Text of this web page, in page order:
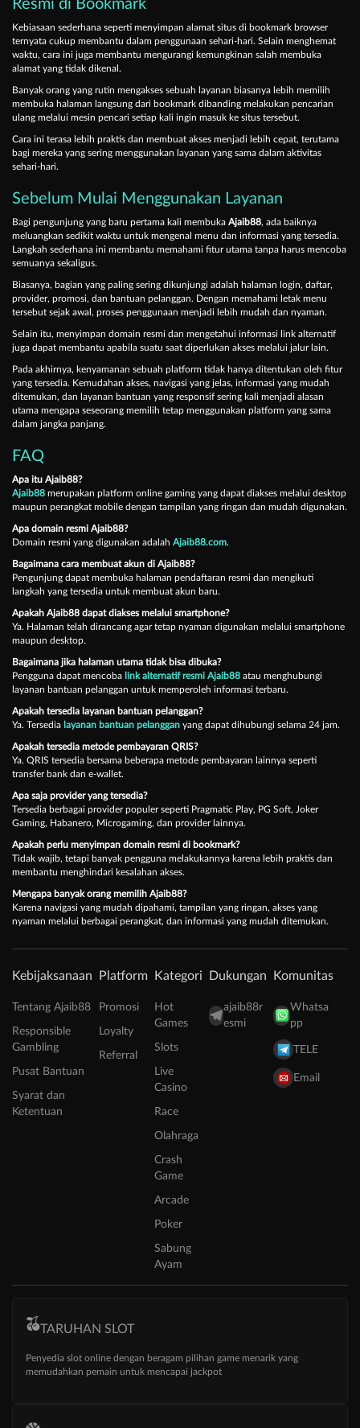
Resmi di Bookmark
Kebiasaan sederhana seperti menyimpan alamat situs di bookmark browser
ternyata cukup membantu dalam penggunaan sehari-hari. Selain menghemat
waktu, cara ini juga membantu mengurangi kemungkinan salah membuka
alamat yang tidak dikenal.
Banyak orang yang rutin mengakses sebuah layanan biasanya lebih memilih
membuka halaman langsung dari bookmark dibanding melakukan pencarian
ulang melalui mesin pencari setiap kali ingin masuk ke situs tersebut.
Cara ini terasa lebih praktis dan membuat akses menjadi lebih cepat, terutama
bagi mereka yang sering menggunakan layanan yang sama dalam aktivitas
sehari-hari.
Sebelum Mulai Menggunakan Layanan
Bagi pengunjung yang baru pertama kali membuka Ajaib88, ada baiknya
meluangkan sedikit waktu untuk mengenal menu dan informasi yang tersedia.
Langkah sederhana ini membantu memahami fitur utama tanpa harus mencoba
semuanya sekaligus.
Biasanya, bagian yang paling sering dikunjungi adalah halaman login, daftar,
provider, promosi, dan bantuan pelanggan. Dengan memahami letak menu
tersebut sejak awal, proses penggunaan menjadi lebih mudah dan nyaman.
Selain itu, menyimpan domain resmi dan mengetahui informasi link alternatif
juga dapat membantu apabila suatu saat diperlukan akses melalui jalur lain.
Pada akhirnya, kenyamanan sebuah platform tidak hanya ditentukan oleh fitur
yang tersedia. Kemudahan akses, navigasi yang jelas, informasi yang mudah
ditemukan, dan layanan bantuan yang responsif sering kali menjadi alasan
utama mengapa seseorang memilih tetap menggunakan platform yang sama
dalam jangka panjang.
FAQ
Apa itu Ajaib88?
Ajaib88 merupakan platform online gaming yang dapat diakses melalui desktop
maupun perangkat mobile dengan tampilan yang ringan dan mudah digunakan.
Apa domain resmi Ajaib88?
Domain resmi yang digunakan adalah Ajaib88.com.
Bagaimana cara membuat akun di Ajaib88?
Pengunjung dapat membuka halaman pendaftaran resmi dan mengikuti
langkah yang tersedia untuk membuat akun baru.
Apakah Ajaib88 dapat diakses melalui smartphone?
Ya. Halaman telah dirancang agar tetap nyaman digunakan melalui smartphone
maupun desktop.
Bagaimana jika halaman utama tidak bisa dibuka?
Pengguna dapat mencoba link alternatif resmi Ajaib88 atau menghubungi
layanan bantuan pelanggan untuk memperoleh informasi terbaru.
Apakah tersedia layanan bantuan pelanggan?
Ya. Tersedia layanan bantuan pelanggan yang dapat dihubungi selama 24 jam.
Apakah tersedia metode pembayaran QRIS?
Ya. QRIS tersedia bersama beberapa metode pembayaran lainnya seperti
transfer bank dan e-wallet.
Apa saja provider yang tersedia?
Tersedia berbagai provider populer seperti Pragmatic Play, PG Soft, Joker
Gaming, Habanero, Microgaming, dan provider lainnya.
Apakah perlu menyimpan domain resmi di bookmark?
Tidak wajib, tetapi banyak pengguna melakukannya karena lebih praktis dan
membantu menghindari kesalahan akses.
Mengapa banyak orang memilih Ajaib88?
Karena navigasi yang mudah dipahami, tampilan yang ringan, akses yang
nyaman melalui berbagai perangkat, dan informasi yang mudah ditemukan.
Kebijaksanaan
Tentang Ajaib88
Responsible
Gambling
Pusat Bantuan
Syarat dan
Ketentuan
Platform
Promosi
Loyalty
Referral
Kategori
Hot
Games
Slots
Live
Casino
Race
Olahraga
Crash
Game
Arcade
Poker
Sabung
Ayam
Dukungan
ajaib88r
esmi
Komunitas
Whatsa
pp
TELE
Email
TARUHAN SLOT
Penyedia slot online dengan beragam pilihan game menarik yang
memudahkan pemain untuk mencapai jackpot